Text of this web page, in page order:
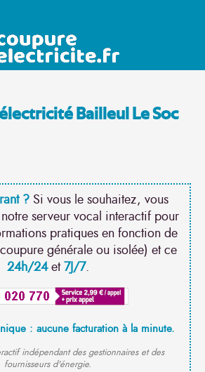
Bailleul Le Soc
?Si vous le souhaitez, vous
serveur vocal interactif pour
pratiques en fonction de
générale ou isolée) et ce
24h/24et7J/7.
: aucune facturation à la minute.
indépendant des gestionnaires et des
fournisseurs d'énergie.